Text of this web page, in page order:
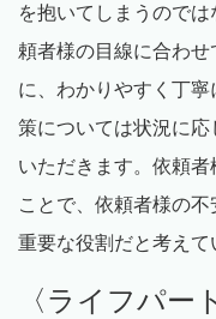
を抱いてしまうので
頼者様の目線に合わ
に、わかりやすく丁
策については状況に
いただきます。依頼
ことで、依頼者様の
重要な役割だと考えて
〈ライフパー